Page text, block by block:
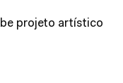
projeto artístico